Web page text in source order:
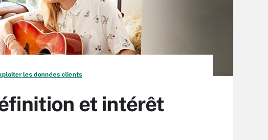
les données clients
et intérêt